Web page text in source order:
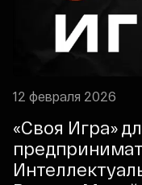
12 февраля 2026
«Своя Игра»